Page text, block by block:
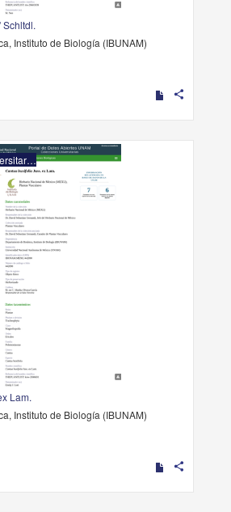
Instituto de Biología (IBUNAM)
share
Registro de colección universitaria
Lam.
Instituto de Biología (IBUNAM)
share